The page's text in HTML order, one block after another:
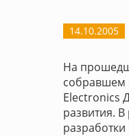
14.10.2005
На
собравшем
Electronics
развития.
разработки